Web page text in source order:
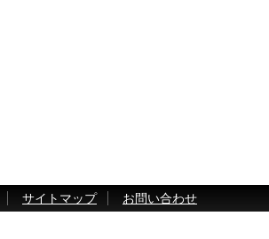
サイトマップ お問い合わせ